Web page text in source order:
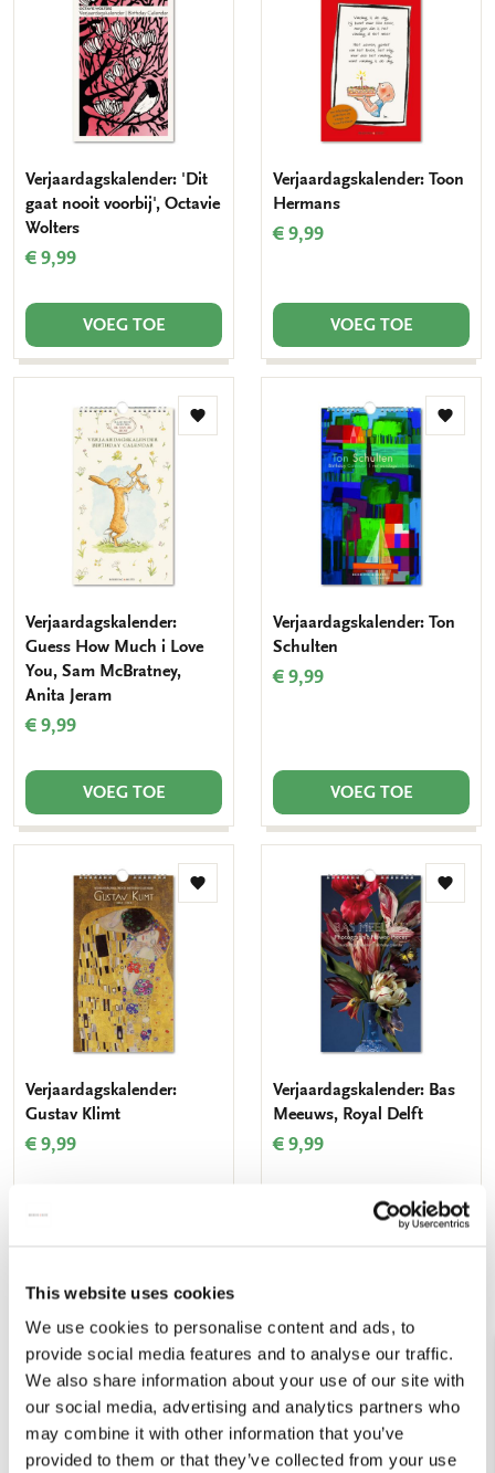
This website uses cookies
We use cookies to personalise content and ads, to
provide social media features and to analyse our traffic.
We also share information about your use of our site with
our social media, advertising and analytics partners who
may combine it with other information that you’ve
provided to them or that they’ve collected from your use
Verjaardagskalender: 'Dit
gaat nooit voorbij', Octavie
Wolters
€ 9,99
VOEG TOE
Verjaardagskalender: Toon
Hermans
€ 9,99
VOEG TOE
Toevoegen
Verjaardagskalender:
Guess How Much i Love
You, Sam McBratney,
Anita Jeram
€ 9,99
VOEG TOE
Verjaardagskalender: Ton
Schulten
€ 9,99
VOEG TOE
Toevoegen
Verjaardagskalender:
Gustav Klimt
€ 9,99
Verjaardagskalender: Bas
Meeuws, Royal Delft
€ 9,99
VOEG TOE
aan
verlanglijst